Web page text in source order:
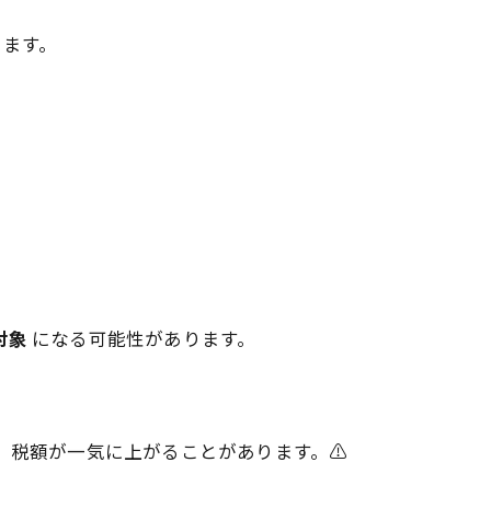
す。
象 になる可能性があります。
税額が一気に上がることがあります。⚠️